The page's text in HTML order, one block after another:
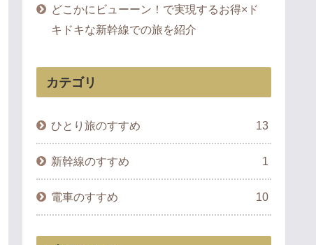
どこかにビューーン！で実現するお得×ド
キドキな新幹線での旅を紹介
カテゴリ
ひとり旅のすすめ 13
新幹線のすすめ 1
電車のすすめ 10